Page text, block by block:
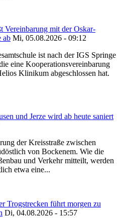
mit der Oskar-
ab Mi, 05.08.2026 - 09:12
ist nach der IGS Springe
eine Kooperationsvereinbarung
Klinikum abgeschlossen hat.
und Jerze wird ab heute saniert
der Kreisstraße zwischen
von Bockenem. Wie die
und Verkehr mitteilt, werden
etwa eine...
Trogstrecken führt morgen zu
Di, 04.08.2026 - 15:57